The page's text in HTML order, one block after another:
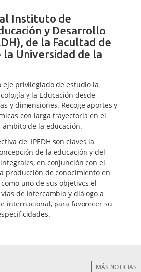
Instituto de
y Desarrollo
de la Facultad de
la Universidad de la
eje privilegiado de estudio la
y la Educación desde
y dimensiones. Recoge aportes y
con larga trayectoria en el
de la educación.
del IPEDH son claves la
de la educación y del
en conjunción con el
producción de conocimiento en
uno de sus objetivos el
de intercambio y diálogo a
internacional, para favorecer su
MÁS NOTICIAS